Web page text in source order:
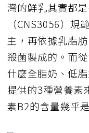
灣的鮮乳其實都
（CNS3056）規
主，再依據乳脂
殺菌製成的。而
什麼全脂奶、低
提供的3種營養素
素B2的含量幾乎